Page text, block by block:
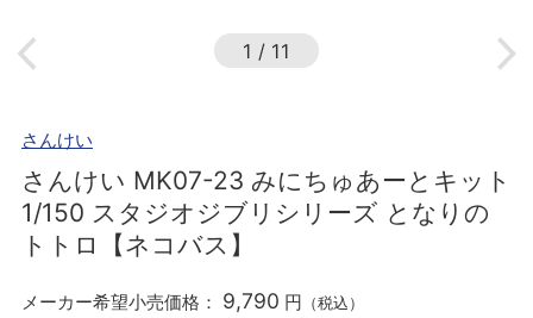
1 / 11
さんけい
さんけい MK07-23 みにちゅあーとキット
1/150 スタジオジブリシリーズ となりの
トトロ【ネコバス】
メーカー希望小売価格： 9,790 円 （税込）